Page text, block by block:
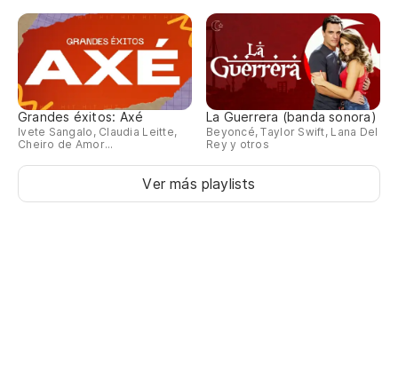
Grandes éxitos: Axé
Ivete Sangalo, Claudia Leitte,
Cheiro de Amor...
La Guerrera (banda sonora)
Beyoncé, Taylor Swift, Lana Del
Rey y otros
Ver más playlists